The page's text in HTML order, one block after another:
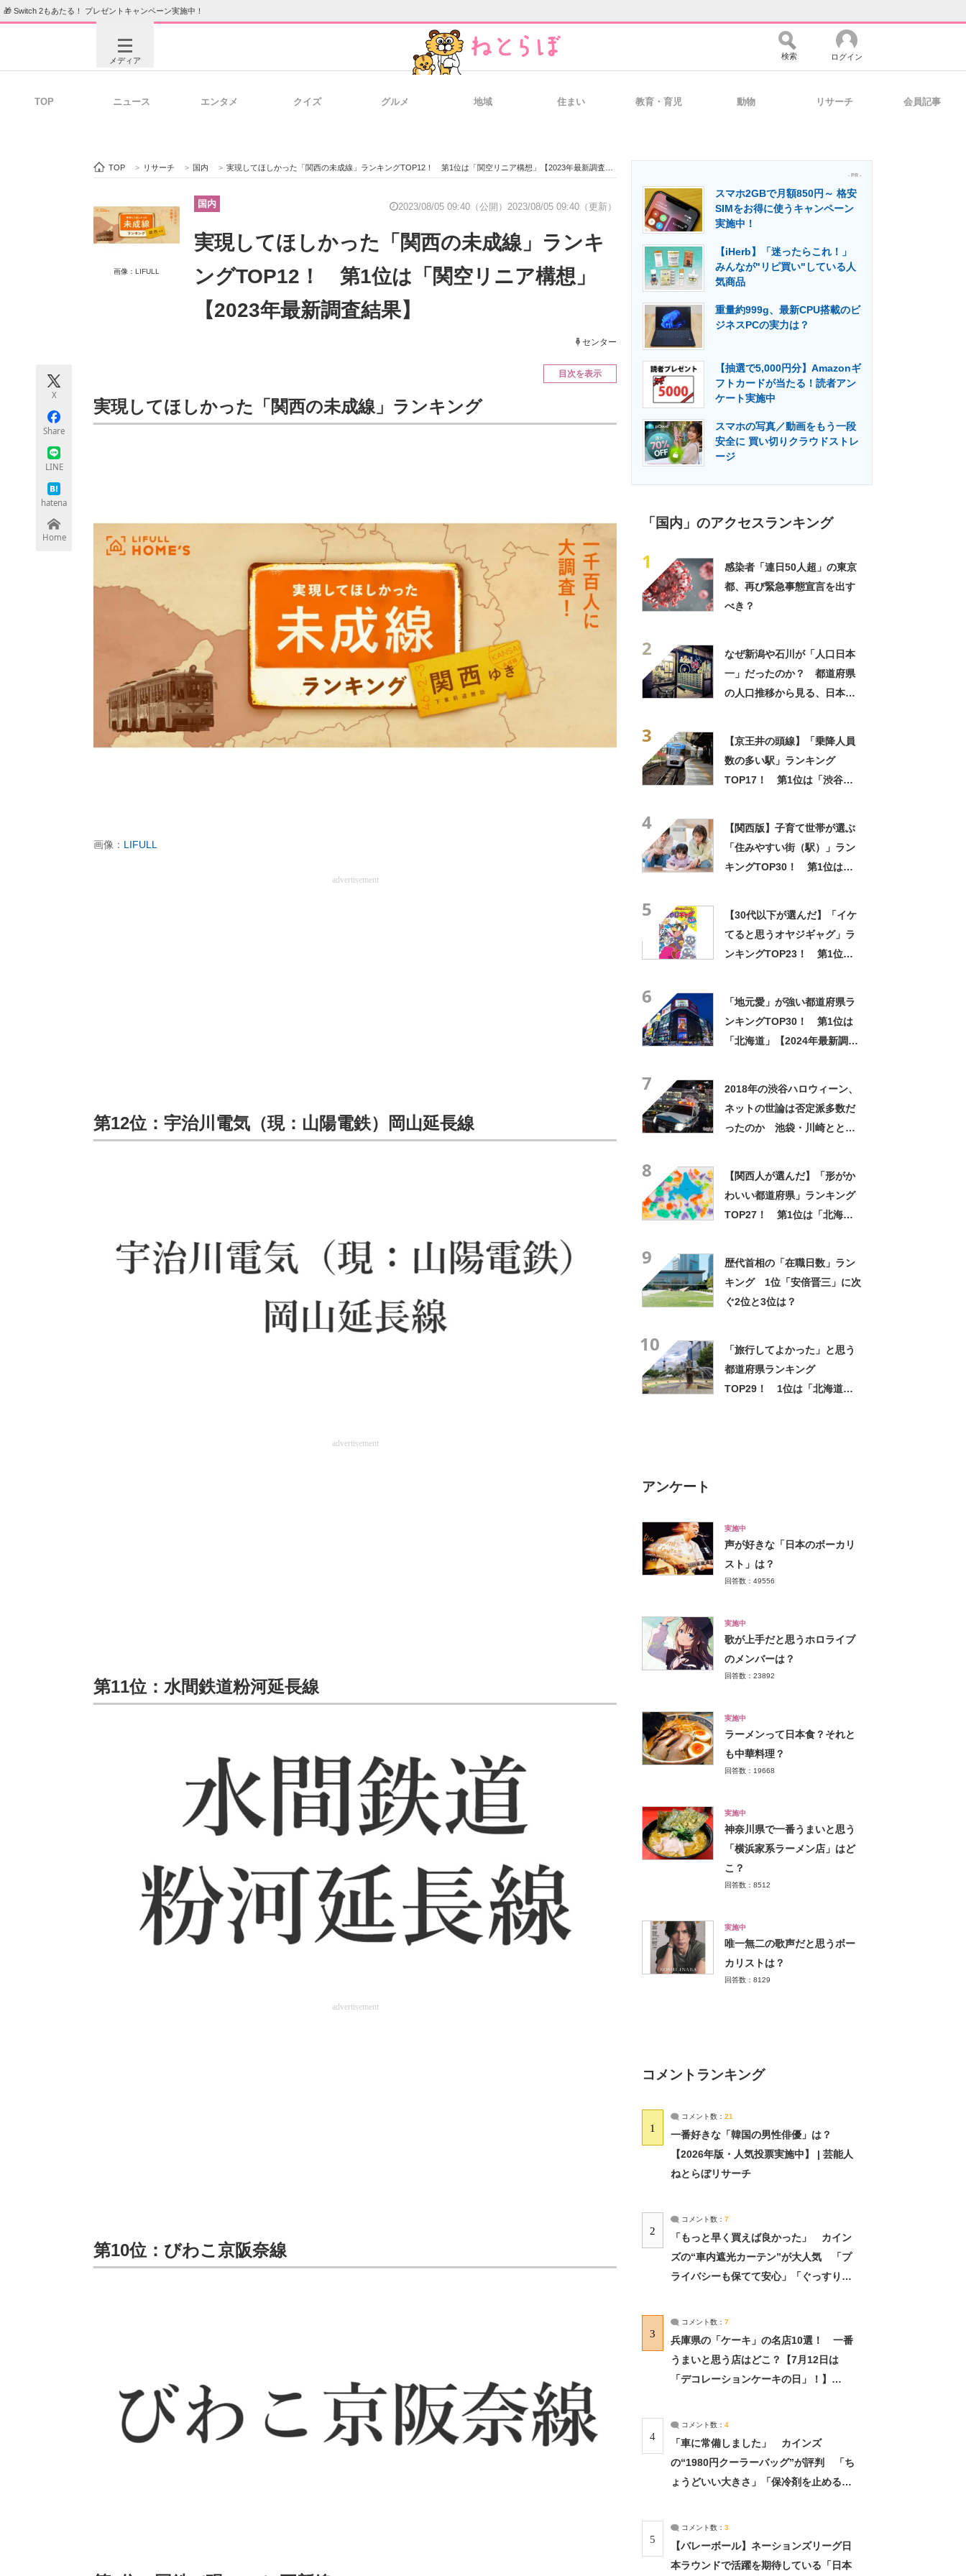
🎁 Switch 2もあたる！ プレゼントキャンペーン実施中！
メディア
ビジネスと働き方のヒント 経営リーダーのコミュニティ マーケ×ITの今がよく分かる
IT製品の技術・比較・事例 製造業のIT導入・活用を支援
エネルギーの専門メディア 建設×テクノロジーの最前線
ちょっと気になるネットの話題
検索 ログイン
TOP ニュース エンタメ クイズ グルメ 地域 住まい 教育・育児 動物 リサーチ 会員記事
TOP > リサーチ > 国内 > 実現してほしかった「関西の未成線」ランキングTOP12！ 第1位は「関空リニア構想」【2023年最新調査結果】
画像：LIFULL
国内 2023/08/05 09:40（公開） 2023/08/05 09:40（更新）
実現してほしかった「関西の未成線」ランキ
ングTOP12！ 第1位は「関空リニア構想」
【2023年最新調査結果】
センター
X
Share
LINE
hatena
Home
目次を表示
実現してほしかった「関西の未成線」ランキング
画像： LIFULL
advertisement
第12位：宇治川電気（現：山陽電鉄）岡山延長線
advertisement
第11位：水間鉄道粉河延長線
advertisement
第10位：びわこ京阪奈線
- PR -
スマホ2GBで月額850円～ 格安
SIMをお得に使うキャンペーン
実施中！
【iHerb】「迷ったらこれ！」
みんなが"リピ買い"している人
気商品
重量約999g、最新CPU搭載のビ
ジネスPCの実力は？
【抽選で5,000円分】Amazonギ
フトカードが当たる！読者アン
ケート実施中
スマホの写真／動画をもう一段
安全に 買い切りクラウドストレ
ージ
「国内」のアクセスランキング
1
感染者「連日50人超」の東京
都、再び緊急事態宣言を出す
べき？
2
なぜ新潟や石川が「人口日本
一」だったのか？ 都道府県
の人口推移から見る、日本近
3
【京王井の頭線】「乗降人員
数の多い駅」ランキング
TOP17！ 第1位は「渋谷」
4
【関西版】子育て世帯が選ぶ
「住みやすい街（駅）」ラン
キングTOP30！ 第1位は
5
【30代以下が選んだ】「イケ
てると思うオヤジギャグ」ラ
ンキングTOP23！ 第1位は
6
「地元愛」が強い都道府県ラ
ンキングTOP30！ 第1位は
「北海道」【2024年最新調査
7
2018年の渋谷ハロウィーン、
ネットの世論は否定派多数だ
ったのか 池袋・川崎ととも
8
【関西人が選んだ】「形がか
わいい都道府県」ランキング
TOP27！ 第1位は「北海
9
歴代首相の「在職日数」ラン
キング 1位「安倍晋三」に次
ぐ2位と3位は？
10
「旅行してよかった」と思う
都道府県ランキング
TOP29！ 1位は「北海道」
アンケート
実施中
声が好きな「日本のボーカリ
スト」は？
回答数：49556
実施中
歌が上手だと思うホロライブ
のメンバーは？
回答数：23892
実施中
ラーメンって日本食？それと
も中華料理？
回答数：19668
実施中
神奈川県で一番うまいと思う
「横浜家系ラーメン店」はど
こ？
回答数：8512
実施中
唯一無二の歌声だと思うボー
カリストは？
回答数：8129
コメントランキング
1
コメント数： 21
一番好きな「韓国の男性俳優」は？
【2026年版・人気投票実施中】 | 芸能人
ねとらぼリサーチ
2
コメント数： 7
「もっと早く買えば良かった」 カイン
ズの“車内遮光カーテン”が大人気 「プ
ライバシーも保てて安心」「ぐっすり眠
3
コメント数： 7
兵庫県の「ケーキ」の名店10選！ 一番
うまいと思う店はどこ？【7月12日は
「デコレーションケーキの日」！】
4
コメント数： 4
「車に常備しました」 カインズ
の“1980円クーラーバッグ”が評判 「ち
ょうどいい大きさ」「保冷剤を止めるベ
5
コメント数： 3
【バレーボール】ネーションズリーグ日
本ラウンドで活躍を期待している「日本